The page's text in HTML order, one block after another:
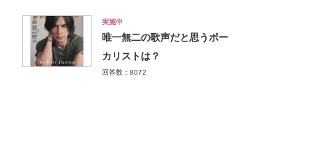
実施中
唯一無二の歌声だと思うボー
カリストは？
回答数：8072